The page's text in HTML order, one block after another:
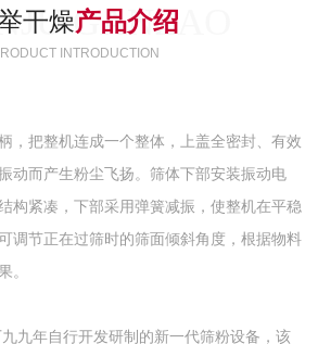
干燥产品介绍
GANZAO
INTRODUCTION
，把整机连成一个整体，上盖全密封、有效
动而产生粉尘飞扬。筛体下部安装振动电
构紧凑，下部采用弹簧减振，使整机在平稳
调节正在过筛时的筛面倾斜角度，根据物料
。
九年自行开发研制的新一代筛粉设备，该